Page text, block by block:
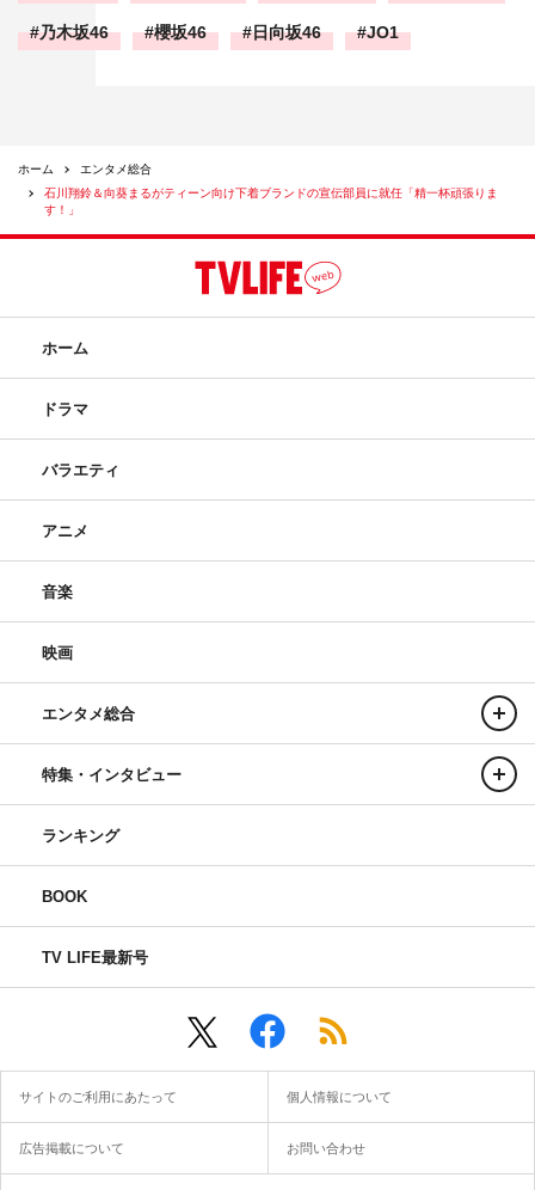
乃木坂46 櫻坂46 日向坂46 JO1
ホーム
エンタメ総合
石川翔鈴＆向葵まるがティーン向け下着ブランドの宣伝部員に就任「精一杯頑張りま
す！」
ホーム
ドラマ
バラエティ
アニメ
音楽
映画
エンタメ総合
特集・インタビュー
ランキング
BOOK
TV LIFE最新号
サイトのご利用にあたって 個人情報について
広告掲載について お問い合わせ